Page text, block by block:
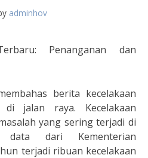
adminhov
Penanganan dan
berita kecelakaan
jalan raya. Kecelakaan
yang sering terjadi di
data dari Kementerian
terjadi ribuan kecelakaan